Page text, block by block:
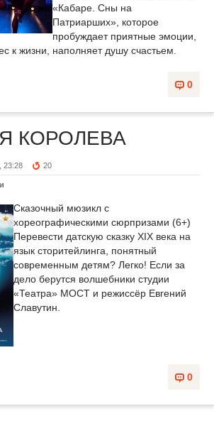
«Кабаре. Сны на
Патриарших», которое
пробуждает приятные эмоции,
к жизни, наполняет душу счастьем.
0
КОРОЛЕВА
23:28 20
Сказочный мюзикл с
хореографическими сюрпризами (6+)
Перевести датскую сказку XIX века на
язык сторитейлинга, понятный
современным детям? Легко! Если за
дело берутся волшебники студии
«Театра» МОСТ и режиссёр Евгений
Славутин.
0